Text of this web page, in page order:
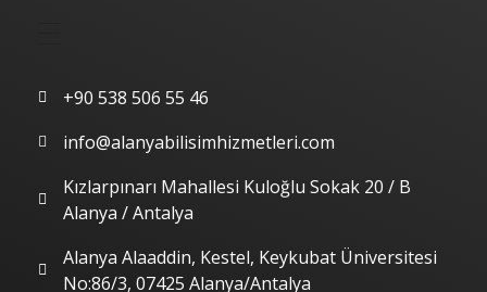
+90 538 506 55 46
info@alanyabilisimhizmetleri.com
Kızlarpınarı Mahallesi Kuloğlu Sokak 20 / B
Alanya / Antalya
Alanya Alaaddin, Kestel, Keykubat Üniversitesi
No:86/3, 07425 Alanya/Antalya